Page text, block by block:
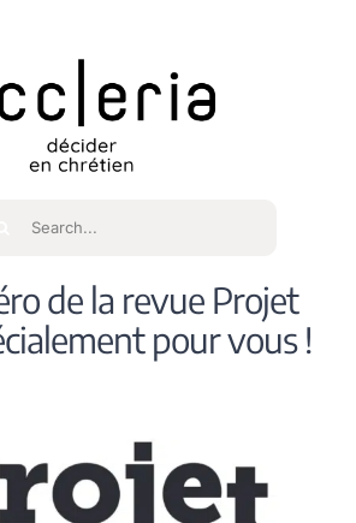
de la revue Projet
pour vous !